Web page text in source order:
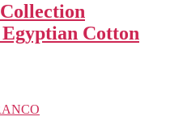
Egyptian Cotton